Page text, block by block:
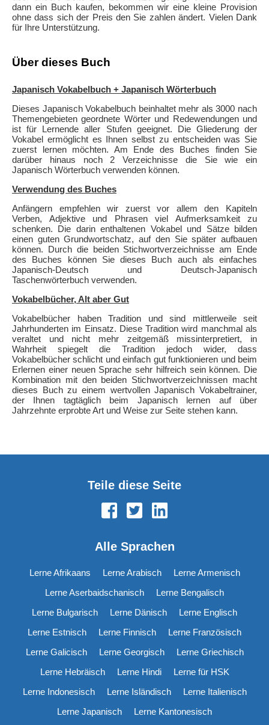
dann ein Buch kaufen, bekommen wir eine kleine Provision
ohne dass sich der Preis den Sie zahlen ändert. Vielen Dank
für Ihre Unterstützung.
Über dieses Buch
Japanisch Vokabelbuch + Japanisch Wörterbuch
Dieses Japanisch Vokabelbuch beinhaltet mehr als 3000 nach
Themengebieten geordnete Wörter und Redewendungen und
ist für Lernende aller Stufen geeignet. Die Gliederung der
Vokabel ermöglicht es Ihnen selbst zu entscheiden was Sie
zuerst lernen möchten. Am Ende des Buches finden Sie
darüber hinaus noch 2 Verzeichnisse die Sie wie ein
Japanisch Wörterbuch verwenden können.
Verwendung des Buches
Anfängern empfehlen wir zuerst vor allem den Kapiteln
Verben, Adjektive und Phrasen viel Aufmerksamkeit zu
schenken. Die darin enthaltenen Vokabel und Sätze bilden
einen guten Grundwortschatz, auf den Sie später aufbauen
können. Durch die beiden Stichwortverzeichnisse am Ende
des Buches können Sie dieses Buch auch als einfaches
Japanisch-Deutsch und Deutsch-Japanisch
Taschenwörterbuch verwenden.
Vokabelbücher, Alt aber Gut
Vokabelbücher haben Tradition und sind mittlerweile seit
Jahrhunderten im Einsatz. Diese Tradition wird manchmal als
veraltet und nicht mehr zeitgemäß missinterpretiert, in
Wahrheit spiegelt die Tradition jedoch wider, dass
Vokabelbücher schlicht und einfach gut funktionieren und beim
Erlernen einer neuen Sprache sehr hilfreich sein können. Die
Kombination mit den beiden Stichwortverzeichnissen macht
dieses Buch zu einem wertvollen Japanisch Vokabeltrainer,
der Ihnen tagtäglich beim Japanisch lernen auf über
Jahrzehnte erprobte Art und Weise zur Seite stehen kann.
Teile diese Seite
Alle Sprachen
Lerne Afrikaans Lerne Arabisch
Lerne Armenisch
Lerne Aserbaidschanisch
Lerne Bengalisch
Lerne Bulgarisch
Lerne Dänisch
Lerne Englisch
Lerne Estnisch
Lerne Finnisch
Lerne Französisch
Lerne Galicisch
Lerne Georgisch
Lerne Griechisch
Lerne Hebräisch
Lerne Hindi
Lerne für HSK
Lerne Indonesisch
Lerne Isländisch
Lerne Italienisch
Lerne Japanisch
Lerne Kantonesisch